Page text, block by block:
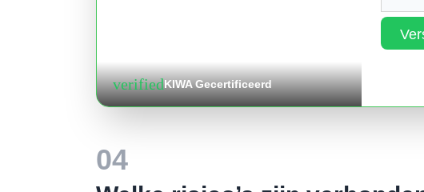
verifiedKIWA Gecertificeerd
04